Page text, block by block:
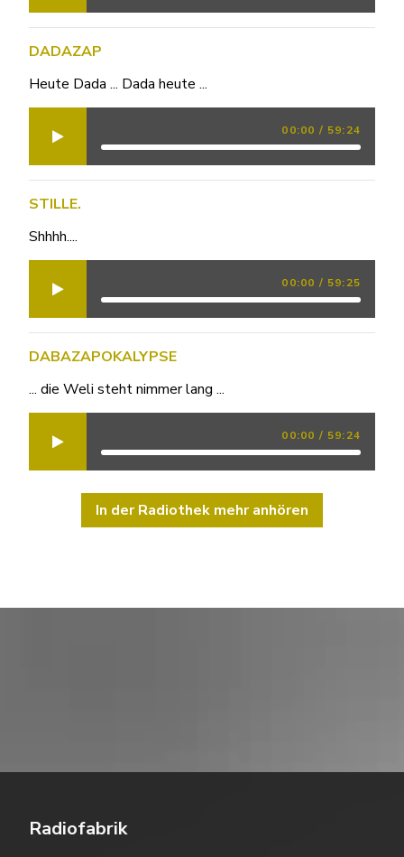
DADAZAP
Heute Dada ... Dada heute ...
00:00 / 59:24
STILLE.
Shhhh....
00:00 / 59:25
DABAZAPOKALYPSE
... die Weli steht nimmer lang ...
00:00 / 59:24
In der Radiothek mehr anhören
Radiofabrik